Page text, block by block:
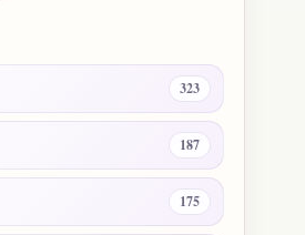
323
187
175